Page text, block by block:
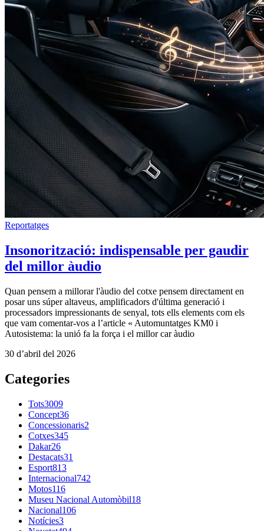
Reportatges
Insonorització: indispensable per gaudir
del millor àudio
Quan pensem a millorar l'àudio del cotxe pensem directament en
posar uns súper altaveus, amplificadors d'última generació i
processadors impressionants de senyal, tots ells elements com els
que vam comentar-vos a l’article « Automuntatges KM0 i
Autosistema: la unió fa la força i el millor car àudio
30 d’abril del 2026
Categories
Tots3009
Concept36
Concessionaris2
Cotxes345
Dakar26
Destacats31
Esport813
Internacional742
Motos116
Museu Nacional Automòbil18
Nacional106
Notícies3